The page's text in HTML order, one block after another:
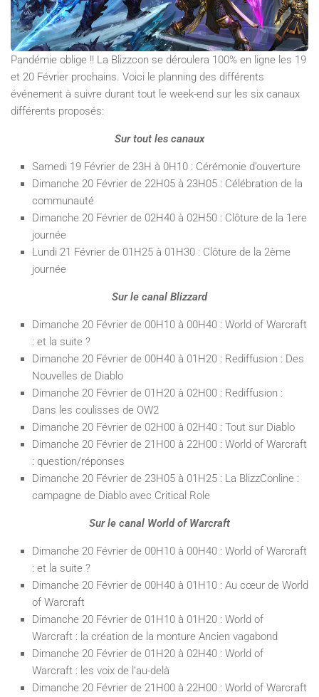
Pandémie oblige !! La Blizzcon se déroulera 100% en ligne les 19
et 20 Février prochains. Voici le planning des différents
événement à suivre durant tout le week-end sur les six canaux
différents proposés:
Sur tout les canaux
Samedi 19 Février de 23H à 0H10 : Cérémonie d’ouverture
Dimanche 20 Février de 22H05 à 23H05 : Célébration de la
communauté
Dimanche 20 Février de 02H40 à 02H50 : Clôture de la 1ere
journée
Lundi 21 Février de 01H25 à 01H30 : Clôture de la 2ème
journée
Sur le canal Blizzard
Dimanche 20 Février de 00H10 à 00H40 : World of Warcraft
: et la suite ?
Dimanche 20 Février de 00H40 à 01H20 : Rediffusion : Des
Nouvelles de Diablo
Dimanche 20 Février de 01H20 à 02H00 : Rediffusion :
Dans les coulisses de OW2
Dimanche 20 Février de 02H00 à 02H40 : Tout sur Diablo
Dimanche 20 Février de 21H00 à 22H00 : World of Warcraft
: question/réponses
Dimanche 20 Février de 23H05 à 01H25 : La BlizzConline :
campagne de Diablo avec Critical Role
Sur le canal World of Warcraft
Dimanche 20 Février de 00H10 à 00H40 : World of Warcraft
: et la suite ?
Dimanche 20 Février de 00H40 à 01H10 : Au cœur de World
of Warcraft
Dimanche 20 Février de 01H10 à 01H20 : World of
Warcraft : la création de la monture Ancien vagabond
Dimanche 20 Février de 01H20 à 02H40 : World of
Warcraft : les voix de l’au-delà
Dimanche 20 Février de 21H00 à 22H00 : World of Warcraft